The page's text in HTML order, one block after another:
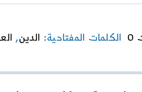
on
في
الكلمات المفتاحية: الدين,